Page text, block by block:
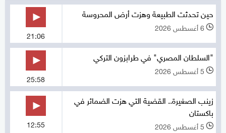
حين تحدثت الطبيعة وهزت أرض المحروسة
l 6 أغسطس 2026
21:06
"السلطان المصري" في طرابزون التركي
l 5 أغسطس 2026
25:58
زينب الصغيرة.. القضية التي هزت الضمائر في
باكستان
l 5 أغسطس 2026 12:55